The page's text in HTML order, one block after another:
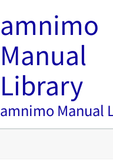
amnimo
Manual
Library
amnimo Manual